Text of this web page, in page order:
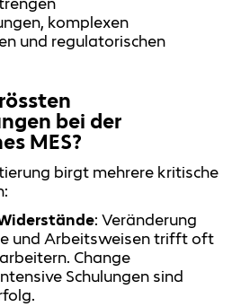
komplexen
und regulatorischen
bei der
MES?
birgt mehrere kritische
: Veränderung
und Arbeitsweisen trifft oft
Change
Schulungen sind